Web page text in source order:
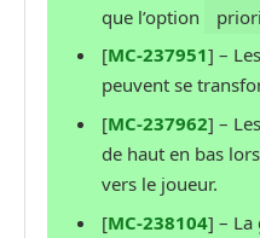
que l’option
[MC-237951] –
peuvent se
[MC-237962] –
de haut en bas
vers le joueur.
[MC-238104] – La